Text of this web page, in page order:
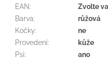
EAN:
Zvolte
Barva:
růžová
Kočky:
ne
Provedení:
kůže
Psi:
ano